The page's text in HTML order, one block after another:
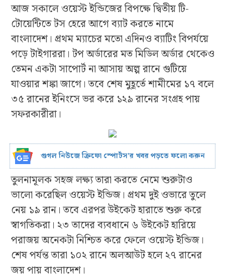
আজ সকালে ওয়েস্ট ইন্ডিজের বিপক্ষে দ্বিতীয় টি-
টোয়েন্টিতে টস হেরে আগে ব্যাট করতে নামে
বাংলাদেশ। প্রথম ম্যাচের মতো এদিনও ব্যাটিং বিপর্যয়ে
পড়ে টাইগাররা। টপ অর্ডারের মত মিডিল অর্ডার থেকেও
তেমন একটা সাপোর্ট না আসায় অল্প রানে গুটিয়ে
যাওয়ার শঙ্কা জাগে। তবে শেষ মুহূর্তে শামীমের ১৭ বলে
৩৫ রানের ইনিংসে ভর করে ১২৯ রানের সংগ্রহ পায়
সফরকারীরা।
গুগল নিউজে ক্রিফো স্পোর্টস’র খবর পড়তে ফলো করুন
তুলনামূলক সহজ লক্ষ্য তারা করতে নেমে শুরুটাও
ভালো করেছিল ওয়েস্ট ইন্ডিজ। প্রথম দুই ওভারে তুলে
নেয় ১৯ রান। তবে এরপর উইকেট হারাতে শুরু করে
স্বাগতিকরা। ২৩ তাদের ব্যবধানে ৬ উইকেট হারিয়ে
পরাজয় অনেকটা নিশ্চিত করে ফেলে ওয়েস্ট ইন্ডিজ।
শেষ পর্যন্ত তারা ১০২ রানে অলআউট হলে ২৭ রানের
জয় পায় বাংলাদেশ।